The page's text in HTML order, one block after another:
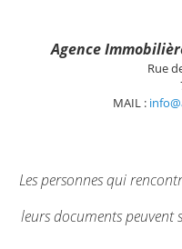
Agence
Rue
MAIL :
Les personnes qui
leurs documents peuvent